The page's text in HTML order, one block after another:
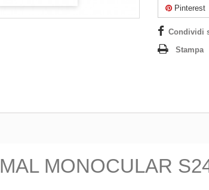
Pinterest
Condividi
Stampa
MONOCULAR